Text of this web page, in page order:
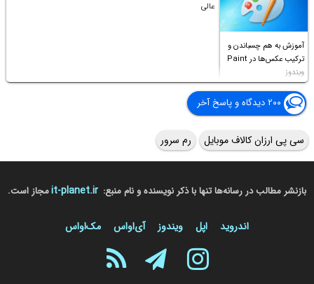
آموزش به هم چسباندن و
ترکیب عکس‌ها در Paint
ویندوز
عالی
۲۰۰ دیدگاه و پاسخ آخر
سی پی ارزان کالاف موبایل رم سرور
بازنشر مطالب در رسانه‌ها تنها با ذکر نویسنده و نام منبع: it-planet.irمجاز است.
اندروید اپل ویندوز آی‌او‌اس مک‌او‌اس